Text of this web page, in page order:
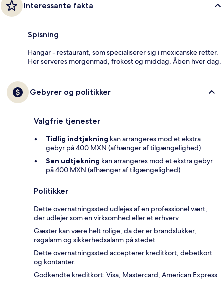
Interessante fakta
Spisning
Hangar - restaurant, som specialiserer sig i mexicanske retter.
Her serveres morgenmad, frokost og middag. Åben hver dag.
Gebyrer og politikker
Valgfrie tjenester
Tidlig indtjekning kan arrangeres mod et ekstra
gebyr på 400 MXN (afhænger af tilgængelighed)
Sen udtjekning kan arrangeres mod et ekstra gebyr
på 400 MXN (afhænger af tilgængelighed)
Politikker
Dette overnatningssted udlejes af en professionel vært,
der udlejer som en virksomhed eller et erhverv.
Gæster kan være helt rolige, da der er brandslukker,
røgalarm og sikkerhedsalarm på stedet.
Dette overnatningssted accepterer kreditkort, debetkort
og kontanter.
Godkendte kreditkort: Visa, Mastercard, American Express